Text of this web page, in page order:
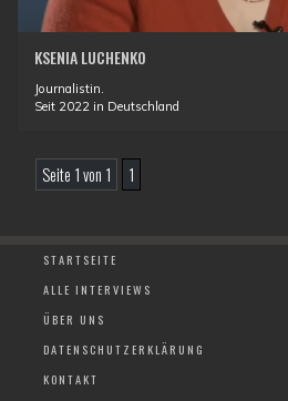
KSENIA LUCHENKO
Journalistin.
Seit 2022 in Deutschland
Seite 1 von 1 1
STARTSEITE
ALLE INTERVIEWS
ÜBER UNS
DATENSCHUTZERKLÄRUNG
KONTAKT